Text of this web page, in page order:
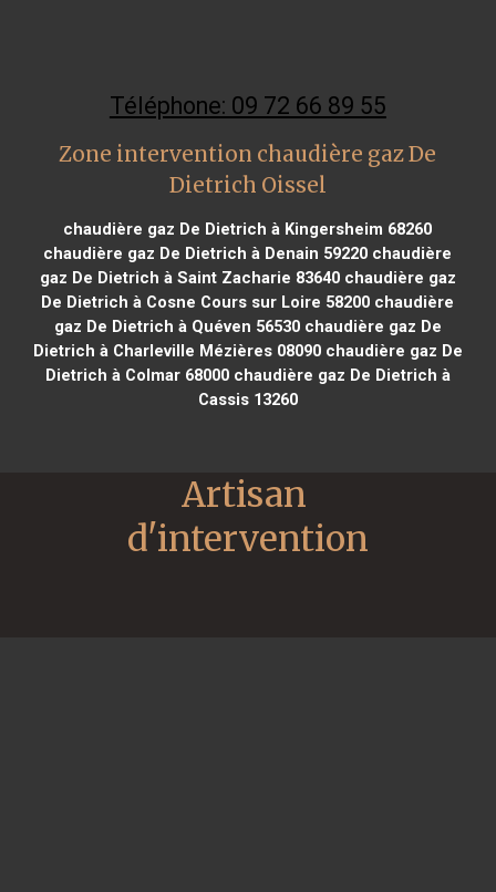
Téléphone: 09 72 66 89 55
Zone intervention chaudière gaz De
Dietrich Oissel
chaudière gaz De Dietrich à Kingersheim 68260
chaudière gaz De Dietrich à Denain 59220 chaudière
gaz De Dietrich à Saint Zacharie 83640chaudière gaz
De Dietrich à Cosne Cours sur Loire 58200 chaudière
gaz De Dietrich à Quéven 56530chaudière gaz De
Dietrich à Charleville Mézières 08090chaudière gaz De
Dietrich à Colmar 68000chaudière gaz De Dietrich à
Cassis 13260
Artisan
d'intervention